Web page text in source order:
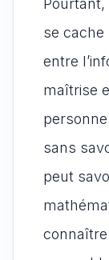
se cache
entre
maîtrise
sans
peut